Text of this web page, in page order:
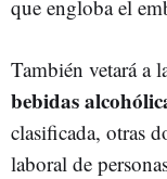
que engloba el
También vetará a
bebidas
clasificada, otras
laboral de